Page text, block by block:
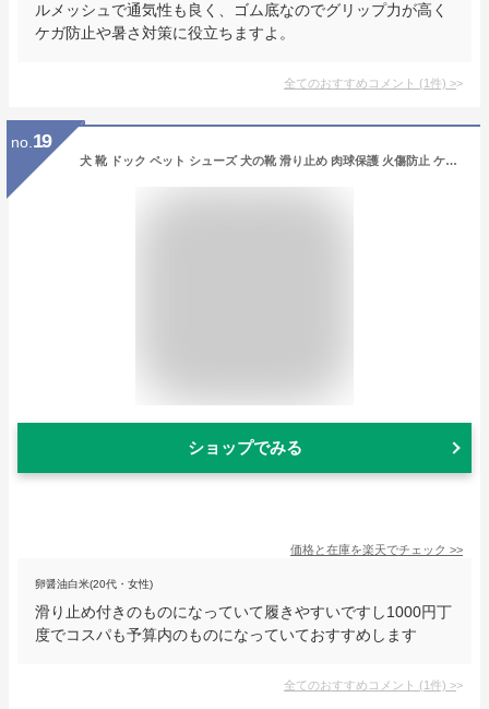
ルメッシュで通気性も良く、ゴム底なのでグリップ力が高く
ケガ防止や暑さ対策に役立ちますよ。
全てのおすすめコメント (1件) >
no. 19
犬 靴 ドック ペット シューズ 犬の靴 滑り止め 肉球保護 火傷防止 ケガ防止 ソフト くつ クツ 室内 防寒 保護 怪我 怪我防止 犬用 小型犬 中型犬 大型犬 安全 老犬 シニア犬 1000円ポッキリ
ショップでみる
価格と在庫を楽天でチェック >>
卵醤油白米(20代・女性)
滑り止め付きのものになっていて履きやすいですし1000円丁
度でコスパも予算内のものになっていておすすめします
全てのおすすめコメント (1件) >